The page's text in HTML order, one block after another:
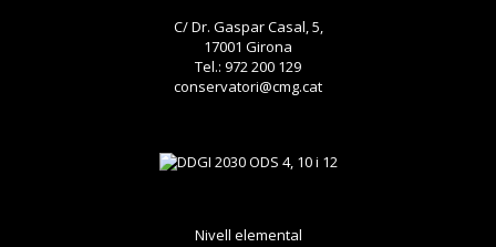
C/ Dr. Gaspar Casal, 5,
17001 Girona
Tel.: 972 200 129
conservatori@cmg.cat
Nivell elemental